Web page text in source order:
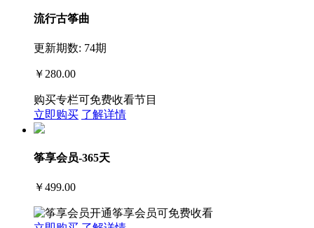
流行古筝曲
更新期数: 74期
￥280.00
购买专栏可免费收看节目
立即购买 了解详情
筝享会员-365天
￥499.00
开通筝享会员可免费收看